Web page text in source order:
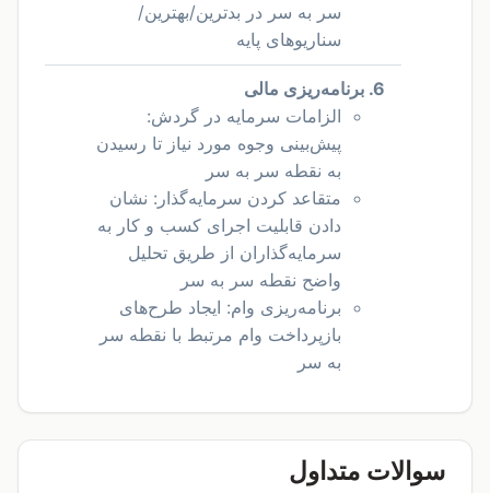
سر به سر در بدترین/بهترین/
سناریوهای پایه
6. برنامه‌ریزی مالی
الزامات سرمایه در گردش:
پیش‌بینی وجوه مورد نیاز تا رسیدن
به نقطه سر به سر
متقاعد کردن سرمایه‌گذار: نشان
دادن قابلیت اجرای کسب و کار به
سرمایه‌گذاران از طریق تحلیل
واضح نقطه سر به سر
برنامه‌ریزی وام: ایجاد طرح‌های
بازپرداخت وام مرتبط با نقطه سر
به سر
سوالات متداول